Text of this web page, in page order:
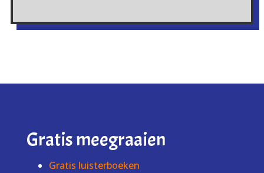
Gratis meegraaien
Gratis luisterboeken